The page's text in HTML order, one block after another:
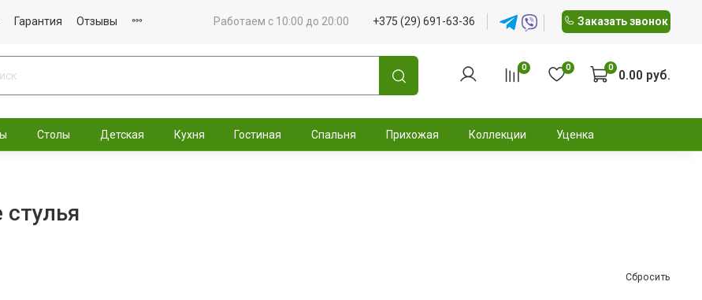
Гарантия Отзывы Работаем с 10:00 до 20:00 +375 (29) 691-63-36 Заказать звонок
0 0 0 0.00 руб.
Столы Детская Кухня Гостиная Спальня Прихожая Коллекции Уценка
Сбросить